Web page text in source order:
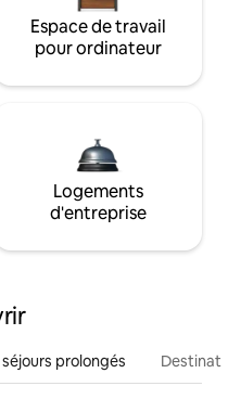
Espace de travail
pour ordinateur
Logements
d'entreprise
prolongés